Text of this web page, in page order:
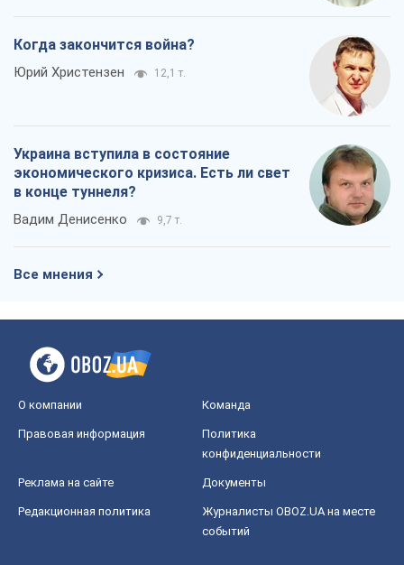
Когда закончится война?
Юрий Христензен 12,1 т.
Украина вступила в состояние
экономического кризиса. Есть ли свет
в конце туннеля?
Вадим Денисенко 9,7 т.
Все мнения
О компании Команда
Правовая информация
Политика
конфиденциальности
Реклама на сайте Документы
Редакционная политика
Журналисты OBOZ.UA на месте
событий